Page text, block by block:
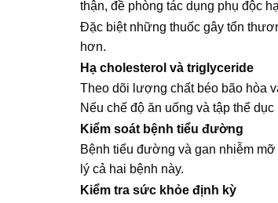
thận, đề phòng tác dụng phụ độc
Đặc biệt những thuốc gây tổn
hơn.
Hạ cholesterol và triglyceride
Theo dõi lượng chất béo bão hòa
Nếu chế độ ăn uống và tập thể
Kiểm soát bệnh tiểu đường
Bệnh tiểu đường và gan nhiễm
lý cả hai bệnh này.
Kiểm tra sức khỏe định kỳ